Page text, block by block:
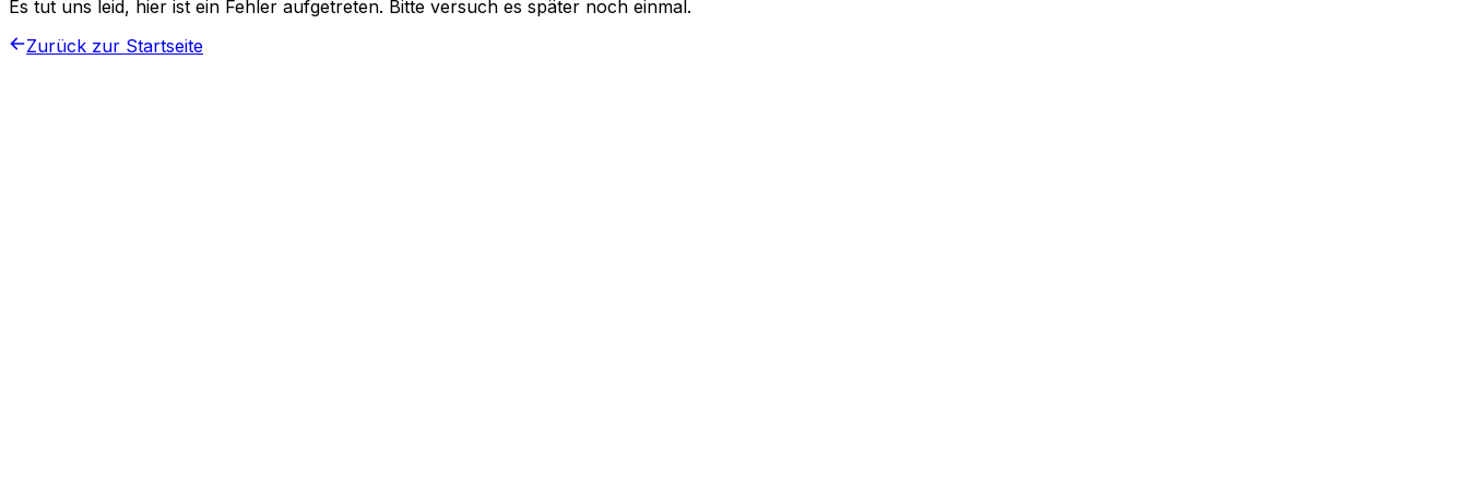
Es tut uns leid, hier ist ein Fehler aufgetreten. Bitte versuch es später noch einmal.
Zurück zur Startseite